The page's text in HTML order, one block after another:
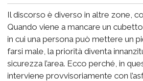
Il discorso è diverso in altre zone,
Quando viene a mancare un
in cui una persona può mettere un
farsi male, la priorità diventa
sicurezza l’area. Ecco perché, in
interviene provvisoriamente con